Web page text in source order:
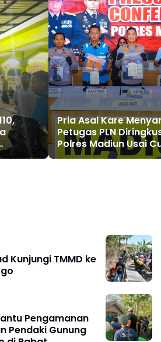
di
Pria Asal Kare
Petugas PLN
Polres Madiun Usai
Tembaga dan Accu
Kunjungi TMMD ke
Pengamanan
Pendaki Gunung